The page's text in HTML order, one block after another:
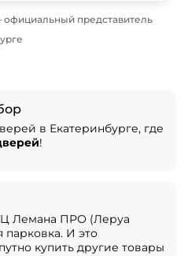
в Екатеринбурге, где
!
Лемана ПРО (Леруа
И это
купить другие товары